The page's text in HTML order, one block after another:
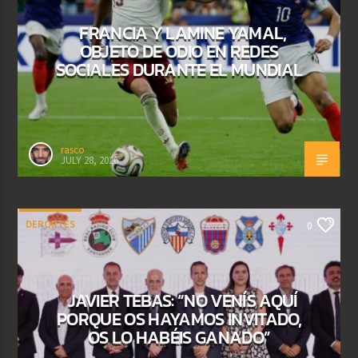
FRANCIA Y LAMINE YAMAL,
OBJETO DE ODIO EN REDES
SOCIALES DURANTE EL MUNDIAL
rasco
JULY 28, 2026
DEPORTES 0
JAVIER TEBAS: “NO VENÍS AQUÍ
PORQUE OS HAYAMOS INVITADO,
OS LO HABÉIS GANADO”